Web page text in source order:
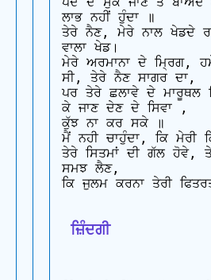
ਲਾਭ ਨਹੀਂ ਹੁੰਦਾ ॥
ਤੇਰੇ ਨੈਣ, ਮੇਰੇ ਨਾਲ ਖੇਡਦੇ
ਵਾਲਾ ਖੇਡ।
ਮੇਰੇ ਅਰਮਾਨਾ ਦੇ ਮ੍ਰਿਗ,
ਸੀ, ਤੇਰੇ ਨੈਣ ਸਾਗਰ ਦਾ,
ਪਰ ਤੇਰੇ ਛਲਾਵੇ ਦੇ ਮਾਰੂਥਲ
ਕੇ ਜਾਣ ਦੇਣ ਦੇ ਸਿਵਾ ,
ਕੁੱਝ ਨਾ ਕਰ ਸਕੇ ॥
ਮੈਂ ਨਹੀ ਚਾਹੁੰਦਾ, ਕਿ ਮੇਰੀ
ਤੇਰੇ ਸਿਤਮਾਂ ਦੀ ਗੱਲ ਹੋਵੇ,
ਸਮਝ ਲੈਣ,
ਕਿ ਜੁਲਮ ਕਰਨਾ ਤੇਰੀ
ਜ਼ਿੰਦਗੀ